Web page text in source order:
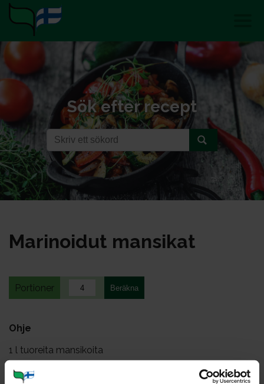
Sök efter recept
Ma­ri­noi­dut man­si­kat
Portioner
Ohje
1 l tuoreita mansikoita
2rkl limetti- tai sitruunamehua